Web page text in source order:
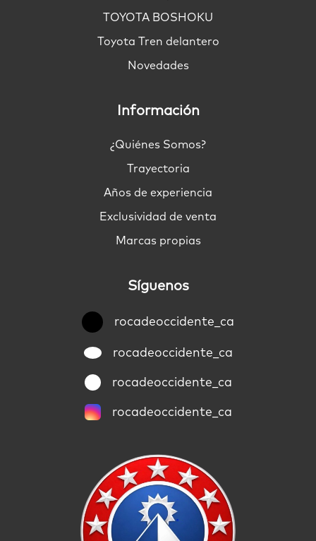
TOYOTA BOSHOKU
Toyota Tren delantero
Novedades
Información
¿Quiénes Somos?
Trayectoria
Años de experiencia
Exclusividad de venta
Marcas propias
Síguenos
rocadeoccidente_ca
rocadeoccidente_ca
rocadeoccidente_ca
rocadeoccidente_ca